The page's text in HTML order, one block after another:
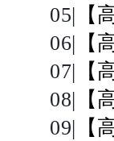
05| 【
06| 【
07| 【
08| 【
09| 【